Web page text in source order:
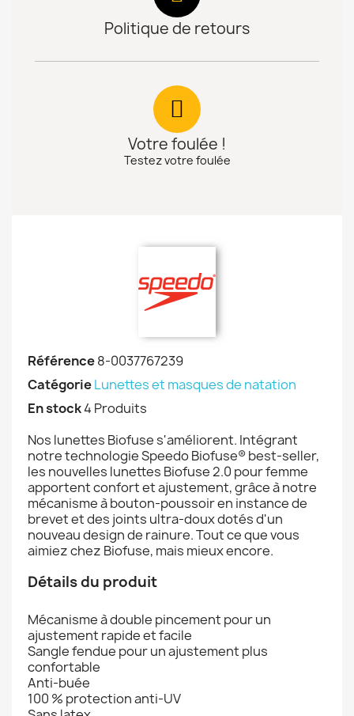
Politique de retours
Votre foulée !
Testez votre foulée
Référence8-0037767239
CatégorieLunettes et masques de natation
En stock4 Produits
Nos lunettes Biofuse s'améliorent. Intégrant
notre technologie Speedo Biofuse® best-seller,
les nouvelles lunettes Biofuse 2.0 pour femme
apportent confort et ajustement, grâce à notre
mécanisme à bouton-poussoir en instance de
brevet et des joints ultra-doux dotés d'un
nouveau design de rainure. Tout ce que vous
aimiez chez Biofuse, mais mieux encore.
Détails du produit
Mécanisme à double pincement pour un
ajustement rapide et facile
Sangle fendue pour un ajustement plus
confortable
Anti-buée
100 % protection anti-UV